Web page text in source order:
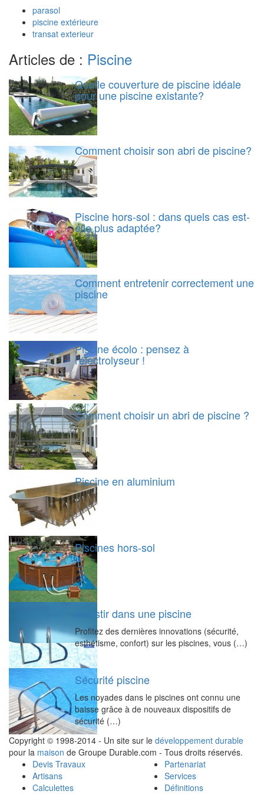
parasol
piscine extérieure
transat exterieur
Articles de : Piscine
Quelle couverture de piscine idéale
pour une piscine existante?
Comment choisir son abri de piscine?
Piscine hors-sol : dans quels cas est-
elle plus adaptée?
Comment entretenir correctement une
piscine
Piscine écolo : pensez à
l'électrolyseur !
Comment choisir un abri de piscine ?
Piscine en aluminium
Piscines hors-sol
Investir dans une piscine
Profitez des dernières innovations (sécurité,
esthétisme, confort) sur les piscines, vous (…)
Sécurité piscine
Les noyades dans le piscines ont connu une
baisse grâce à de nouveaux dispositifs de
sécurité (…)
Copyright © 1998-2014 - Un site sur le développement durable
pour la maison de Groupe Durable.com - Tous droits réservés.
Devis Travaux
Artisans
Calculettes
Partenariat
Services
Définitions